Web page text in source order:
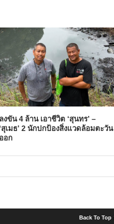
ลงขัน 4 ล้าน เอาชีวิต ‘สุนทร’ –
‘สุเมธ’ 2 นักปกป้องสิ่งแวดล้อมตะวัน
ออก
Back To Top